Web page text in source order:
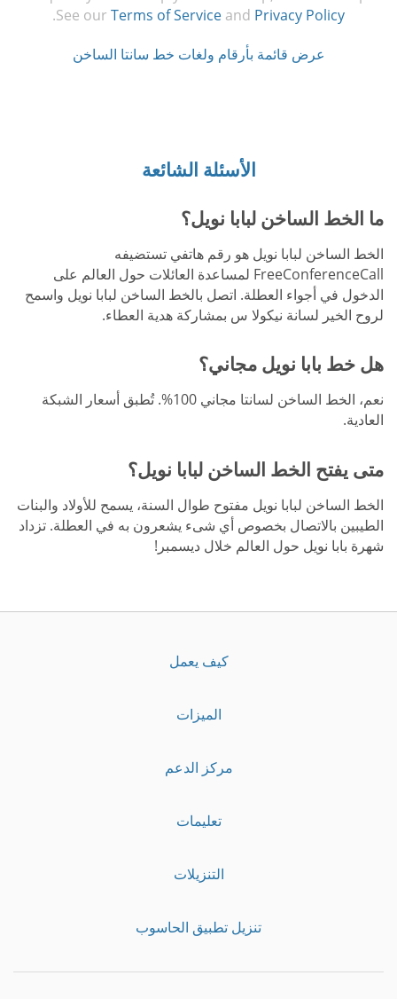
See our Terms of Service and Privacy Policy
.
عرض قائمة بأرقام ولغات خط سانتا الساخن
الأسئلة الشائعة
ما الخط الساخن لبابا نويل؟
الخط الساخن لبابا نويل هو رقم هاتفي تستضيفه
FreeConferenceCall لمساعدة العائلات حول العالم على
الدخول في أجواء العطلة. اتصل بالخط الساخن لبابا نويل واسمح
لروح الخير لسانة نيكولا س بمشاركة هدية العطاء.
هل خط بابا نويل مجاني؟
نعم، الخط الساخن لسانتا مجاني 100%. تُطبق أسعار الشبكة
العادية.
متى يفتح الخط الساخن لبابا نويل؟
الخط الساخن لبابا نويل مفتوح طوال السنة، يسمح للأولاد والبنات
الطيبين بالاتصال بخصوص أي شىء يشعرون به في العطلة. تزداد
شهرة بابا نويل حول العالم خلال ديسمبر!
كيف يعمل
الميزات
مركز الدعم
تعليمات
التنزيلات
تنزيل تطبيق الحاسوب